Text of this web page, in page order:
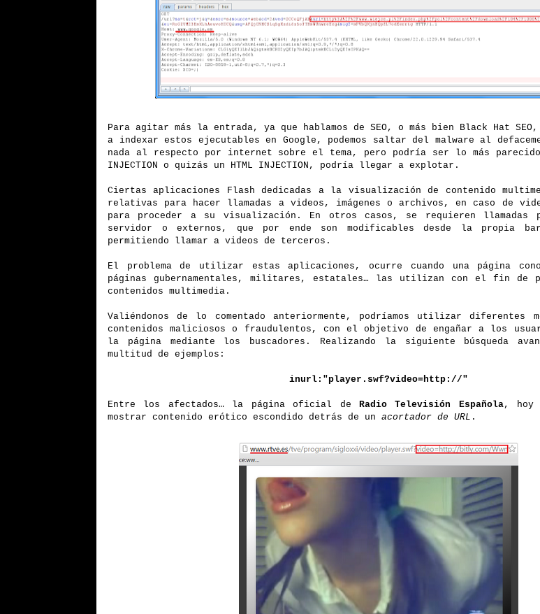
Para agitar más la entrada, ya que hablamos de SEO, o más bien Black Hat
a indexar estos ejecutables en Google, podemos saltar del malware al
nada al respecto por internet sobre el tema, pero podría ser lo más parecido
INJECTION o quizás un HTML INJECTION, podría llegar a explotar.
Ciertas aplicaciones Flash dedicadas a la visualización de contenido
relativas para hacer llamadas a videos, imágenes o archivos, en caso de
para proceder a su visualización. En otros casos, se requieren llamadas
servidor o externos, que por ende son modificables desde la propia
permitiendo llamar a videos de terceros.
El problema de utilizar estas aplicaciones, ocurre cuando una página
páginas gubernamentales, militares, estatales… las utilizan con el fin de
contenidos multimedia.
Valiéndonos de lo comentado anteriormente, podríamos utilizar diferentes
contenidos maliciosos o fraudulentos, con el objetivo de engañar a los
la página mediante los buscadores. Realizando la siguiente búsqueda
multitud de ejemplos:
inurl:"player.swf?video=http://"
Entre los afectados… la página oficial de Radio Televisión Española, hoy
mostrar contenido erótico escondido detrás de un acortador de URL .